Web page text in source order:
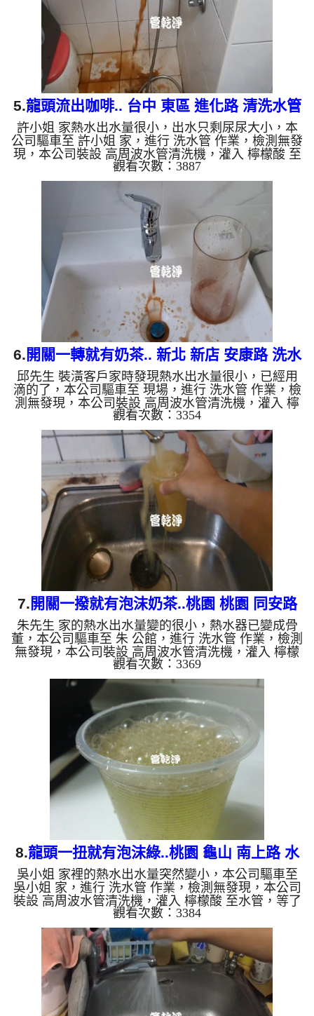
如是藍色的水，是因為...
5.龍頭流出咖啡.. 台中 東區 進化路 清洗水管
許小姐 家熱水出水量很小，出水只剩尿尿大小，本
公司驅車至 許小姐 家，進行 洗水管 作業，檢測無發
現，本公司裝設 高周波水管清洗機，灌入 檸檬酸 至
水管，等了約15分，開啟 水管清洗機 ，啟動 螺旋
波 模式，一洗就出黃色髒水，一下變成了咖啡，看
起來像是咖啡，二個多小時後，出水量恢復了。 如
是自來水，如水管老化，會產生鐵鏽跟泥沙堆積，洗
出來的水就會是咖啡色，地下水含有氧化錳，管壁上
會結成黑色管垢，洗出來的水會跟石油一樣黑，有些
洗出綠色的水，是因為裡面有銅的物質，生鏽產生銅
綠，如是藍色的水，是...
觀看次數：3887
6. 開關一轉就有奶茶.. 新北 新店 安康路 洗水
管
邱先生 裝潢客戶家時發現熱水出水量很小，已經用
滴的了，本公司驅車至 現場，進行 洗水管 作業，檢
測無發現，本公司裝設 高周波水管清洗機，灌入 檸
檬酸 至水管，等了約15分，開啟 水管清洗機 ，啟動
螺旋波 模式，一洗就出黃棕色髒水，看起來像是奶
茶，二個多小時後，出水量恢復了。 如是自來水，
如水管老化，會產生鐵鏽跟泥沙堆積，洗出來的水就
會是咖啡色，地下水含有氧化錳，管壁上會結成黑色
管垢，洗出來的水會跟石油一樣黑，有些洗出綠色的
水，是因為裡面有銅的物質，生鏽產生銅綠，如是藍
色的水，是因為水龍頭...
觀看次數：3354
7. 開關一撥就有泡沫奶茶..桃園 桃園 同安路
清洗水管
朱先生 家的熱水出水量變的很小，熱水器已變成骨
董，本公司驅車至 朱 公館，進行 洗水管 作業，檢測
無發現，本公司裝設 高周波水管清洗機，灌入 檸檬
酸 至水管，等了約15分，開啟 水管清洗機 ，啟動 螺
旋波 模式，一洗就出黃色髒水，看起來像是泡沫奶
茶，二個多小時後，出水乾淨出水量恢復了。 如是
自來水，如水管老化，會產生鐵鏽跟泥沙堆積，洗出
來的水就會是咖啡色，地下水含有氧化錳，管壁上會
結成黑色管垢，洗出來的水會跟石油一樣黑，有些洗
出綠色的水，是因為裡面有銅的物質，生鏽產生銅
綠，如是藍色的水，是...
觀看次數：3369
8.龍頭一扭就有泡沫綠..桃園 龜山 南上路 水
管清洗
吳小姐 家裡的熱水出水量突然變小，本公司驅車至
吳小姐 家，進行 洗水管 作業，檢測無發現，本公司
裝設 高周波水管清洗機，灌入 檸檬酸 至水管，等了
約15分，開啟 水管清洗機 ，啟動 螺旋波 模式，一洗
就出黃色髒水，顏色越來越深，二個多小時後，出水
變乾淨出水量恢復了。 如是自來水，如水管老化，
會產生鐵鏽跟泥沙堆積，洗出來的水就會是咖啡色，
地下水含有氧化錳，管壁上會結成黑色管垢，洗出來
的水會跟石油一樣黑，有些洗出綠色的水，是因為裡
面有銅的物質，生鏽產生銅綠，如是藍色的水，是因
為水龍頭合金的養...
觀看次數：3384